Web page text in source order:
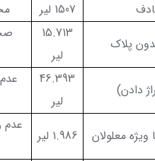
1507 لیر
پلاک
15.713
لیر
دادن)
46.393
لیر
معلولان 1.986 لیر
عدم